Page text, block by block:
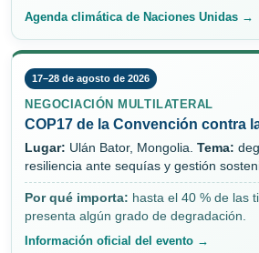
Agenda climática de Naciones Unidas →
17–28 de agosto de 2026
NEGOCIACIÓN MULTILATERAL
COP17 de la Convención contra
Lugar: Ulán Bator, Mongolia. Tema:
resiliencia ante sequías y gestión
Por qué importa: hasta el 40 % de las
presenta algún grado de degradación.
Información oficial del evento →